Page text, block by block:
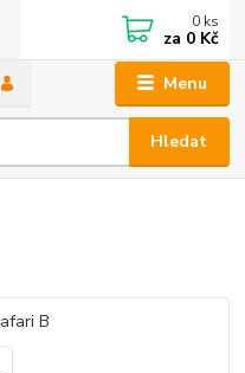
Menu
Hledat
0 ks
za 0 Kč